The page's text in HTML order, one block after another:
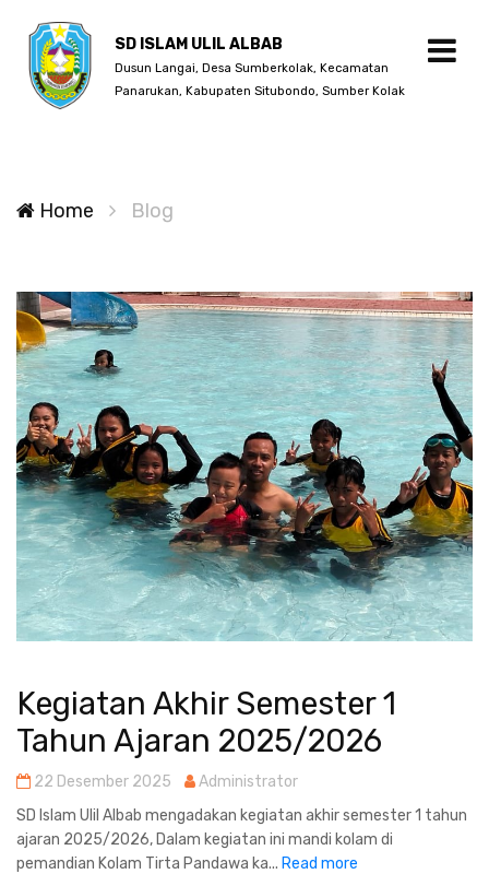
SD ISLAM ULIL ALBAB
Dusun Langai, Desa Sumberkolak, Kecamatan
Panarukan, Kabupaten Situbondo, Sumber Kolak
Home Blog
Kegiatan Akhir Semester 1
Tahun Ajaran 2025/2026
22 Desember 2025
Administrator
SD Islam Ulil Albab mengadakan kegiatan akhir semester 1 tahun
ajaran 2025/2026, Dalam kegiatan ini mandi kolam di
pemandian Kolam Tirta Pandawa ka... Read more